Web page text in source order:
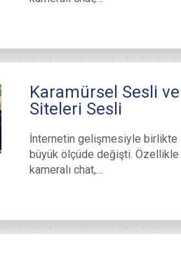
Karamürsel Sesli
Siteleri Sesli
İnternetin gelişmesiyle
büyük ölçüde değişti.
kameralı chat,…